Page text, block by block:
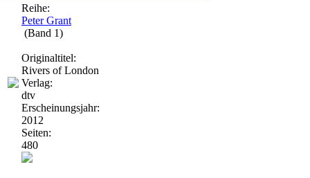
Reihe:
Peter Grant
(Band 1)
Originaltitel:
Rivers of London
Verlag:
dtv
Erscheinungsjahr:
2012
Seiten:
480